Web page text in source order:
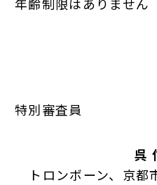
特別審査員
呉
トロンボーン、京